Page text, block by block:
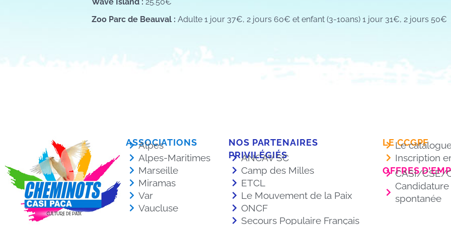
Zoo Parc de Beauval : Adulte 1 jour 37€, 2 jours 60€ et enfant (3-10ans) 1 jour 31€, 2 jours 50€
NOS PARTENAIRES
PRIVILÉGIÉS
ANCAV SC
Camp des Milles
ETCL
Le Mouvement de la Paix
ONCF
Secours Populaire Français
ASSOCIATIONS
Alpes
Alpes-Maritimes
Marseille
Miramas
Var
Vaucluse
LE CCGPF
Le
Inscription
OFFRES
CASI/CSE/
Candidature
spontanée